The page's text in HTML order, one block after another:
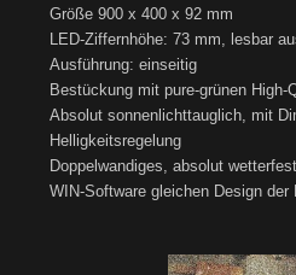
Größe 900 x 400 x 92 mm
LED-Ziffernhöhe: 73 mm, lesbar
Ausführung: einseitig
Bestückung mit pure-grünen High-
Absolut sonnenlichttauglich, mit
Helligkeitsregelung
Doppelwandiges, absolut
WIN-Software gleichen Design der